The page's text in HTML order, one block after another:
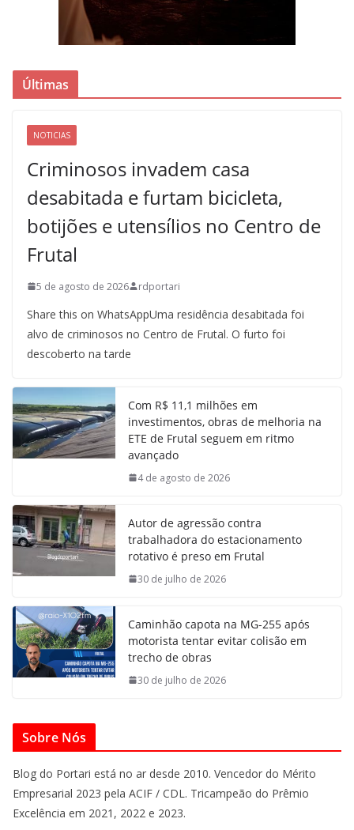
Últimas
NOTICIAS
Criminosos invadem casa
desabitada e furtam bicicleta,
botijões e utensílios no Centro de
Frutal
5 de agosto de 2026 rdportari
Share this on WhatsAppUma residência desabitada foi
alvo de criminosos no Centro de Frutal. O furto foi
descoberto na tarde
Com R$ 11,1 milhões em
investimentos, obras de melhoria na
ETE de Frutal seguem em ritmo
avançado
4 de agosto de 2026
Autor de agressão contra
trabalhadora do estacionamento
rotativo é preso em Frutal
30 de julho de 2026
Caminhão capota na MG-255 após
motorista tentar evitar colisão em
trecho de obras
30 de julho de 2026
Sobre Nós
Blog do Portari está no ar desde 2010. Vencedor do Mérito
Empresarial 2023 pela ACIF / CDL. Tricampeão do Prêmio
Excelência em 2021, 2022 e 2023.